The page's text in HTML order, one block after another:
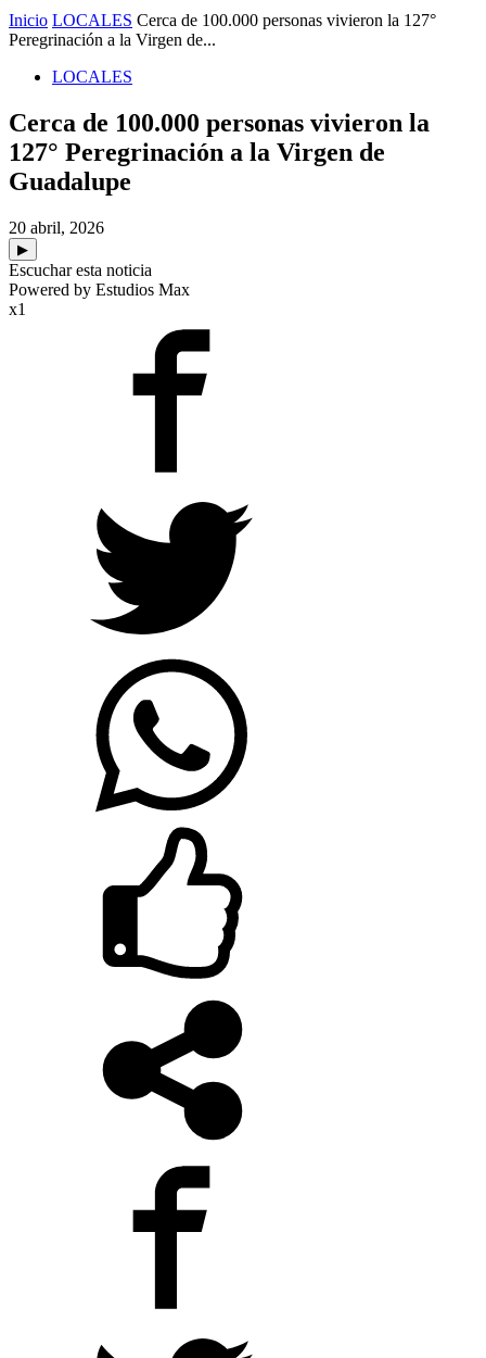
Inicio LOCALES Cerca de 100.000 personas vivieron la 127°
Peregrinación a la Virgen de...
LOCALES
Cerca de 100.000 personas vivieron la
127° Peregrinación a la Virgen de
Guadalupe
20 abril, 2026
▶
Escuchar esta noticia
Powered by Estudios Max
x1